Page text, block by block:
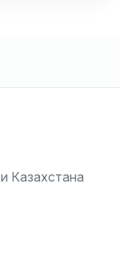
Казахстана